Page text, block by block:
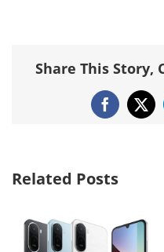
Share This Story,
Facebook
X
Related Posts